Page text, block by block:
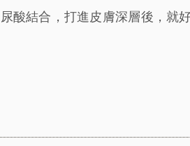
酸結合，打進皮膚深層後，就